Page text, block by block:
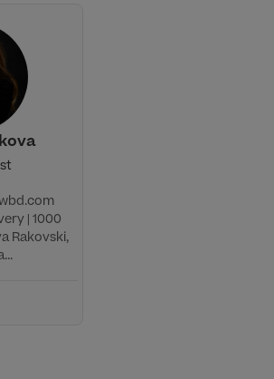
| 1000
Rakovski,